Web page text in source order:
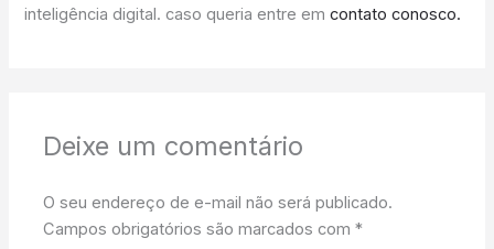
inteligência digital. caso queria entre emcontato conosco.
Deixe um comentário
O seu endereço de e-mail não será publicado.
Campos obrigatórios são marcados com*